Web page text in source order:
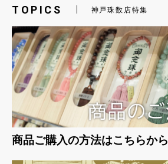
TOPICS 神戸珠数店特集
商品ご購入の方法はこちらから